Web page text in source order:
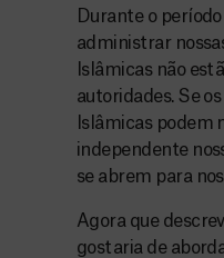
Durante o
administrar
Islâmicas não
autoridades. Se
Islâmicas podem
independente
se abrem para
Agora que
gostaria de